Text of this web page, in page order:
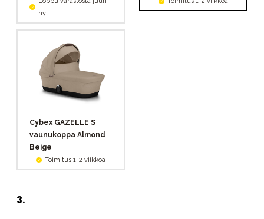
nyt
Cybex GAZELLE S
vaunukoppa Almond
Beige
Toimitus 1-2 viikkoa
3.